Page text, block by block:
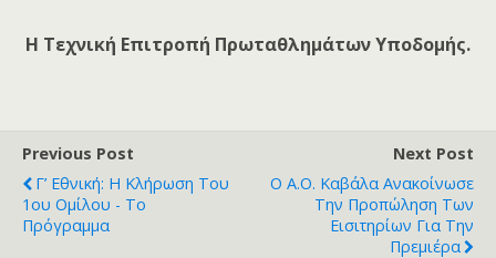
Η Τεχνική Επιτροπή Πρωταθλημάτων Υποδομής.
Previous Post
Γ’ Εθνική: Η Κλήρωση Του
1ου Ομίλου - Το
Πρόγραμμα
Next Post
Ο Α.Ο. Καβάλα Ανακοίνωσε
Την Προπώληση Των
Εισιτηρίων Για Την
Πρεμιέρα